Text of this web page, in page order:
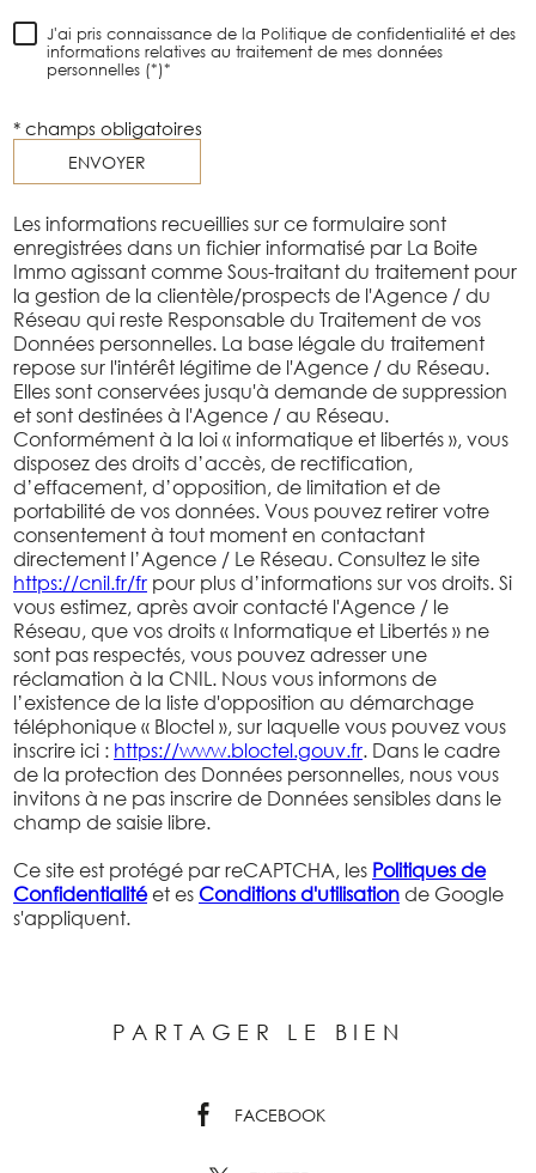
J'ai pris connaissance de la Politique de confidentialité et des
informations relatives au traitement de mes données
personnelles (*)*
* champs obligatoires
ENVOYER
Les informations recueillies sur ce formulaire sont
enregistrées dans un fichier informatisé par La Boite
Immo agissant comme Sous-traitant du traitement pour
la gestion de la clientèle/prospects de l'Agence / du
Réseau qui reste Responsable du Traitement de vos
Données personnelles. La base légale du traitement
repose sur l'intérêt légitime de l'Agence / du Réseau.
Elles sont conservées jusqu'à demande de suppression
et sont destinées à l'Agence / au Réseau.
Conformément à la loi « informatique et libertés », vous
disposez des droits d’accès, de rectification,
d’effacement, d’opposition, de limitation et de
portabilité de vos données. Vous pouvez retirer votre
consentement à tout moment en contactant
directement l’Agence / Le Réseau. Consultez le site
https://cnil.fr/fr pour plus d’informations sur vos droits. Si
vous estimez, après avoir contacté l'Agence / le
Réseau, que vos droits « Informatique et Libertés » ne
sont pas respectés, vous pouvez adresser une
réclamation à la CNIL. Nous vous informons de
l’existence de la liste d'opposition au démarchage
téléphonique « Bloctel », sur laquelle vous pouvez vous
inscrire ici : https://www.bloctel.gouv.fr. Dans le cadre
de la protection des Données personnelles, nous vous
invitons à ne pas inscrire de Données sensibles dans le
champ de saisie libre.
Ce site est protégé par reCAPTCHA, les Politiques de
Confidentialitéet es Conditions d'utilisation de Google
s'appliquent.
PARTAGER LE BIEN
FACEBOOK